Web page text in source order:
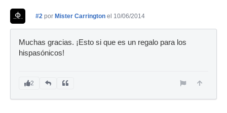
#2 por Mister Carrington el 10/06/2014
Muchas gracias. ¡Esto si que es un regalo para los
hispasónicos!
2